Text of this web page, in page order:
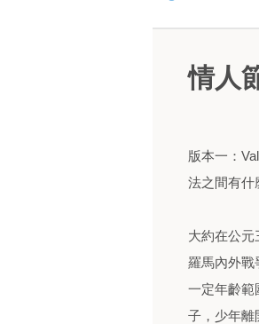
情人
版本一：
法之間有什
大約在公元
羅馬內外戰
一定年齡範
子，少年離